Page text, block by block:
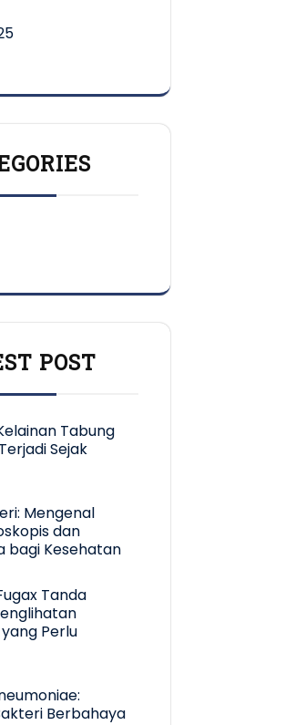
POST
Tabung
Sejak
Mengenal
dan
bagi Kesehatan
Tanda
Perlu
Berbahaya